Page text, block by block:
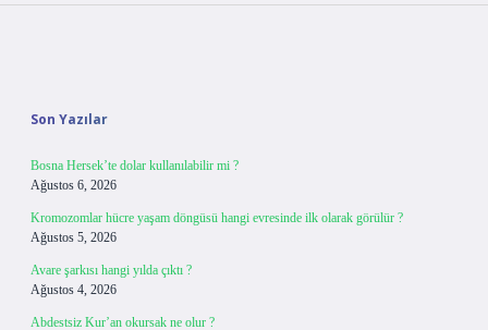
Son Yazılar
Bosna Hersek’te dolar kullanılabilir mi ?
Ağustos 6, 2026
Kromozomlar hücre yaşam döngüsü hangi evresinde ilk olarak görülür ?
Ağustos 5, 2026
Avare şarkısı hangi yılda çıktı ?
Ağustos 4, 2026
Abdestsiz Kur’an okursak ne olur ?